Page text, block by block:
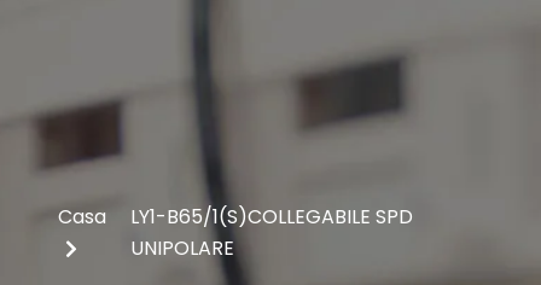
Casa
LY1-B65/1(S)COLLEGABILE SPD
UNIPOLARE